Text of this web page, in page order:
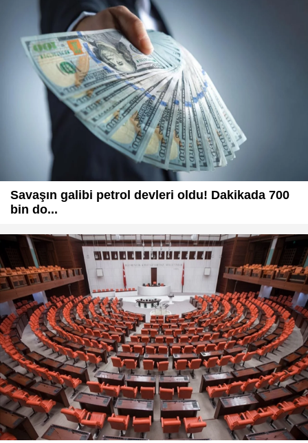
Savaşın galibi petrol devleri oldu! Dakikada 700
bin do...